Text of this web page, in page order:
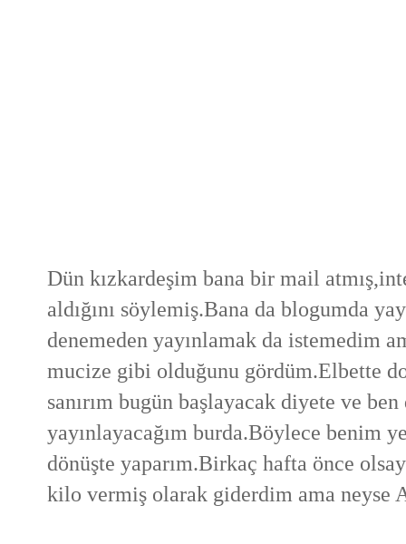
Dün kızkardeşim bana bir mail
aldığını söylemiş.Bana da blogumda
denemeden yayınlamak da istemedim
mucize gibi olduğunu gördüm.Elbette
sanırım bugün başlayacak diyete ve
yayınlayacağım burda.Böylece benim
dönüşte yaparım.Birkaç hafta önce
kilo vermiş olarak giderdim ama neyse